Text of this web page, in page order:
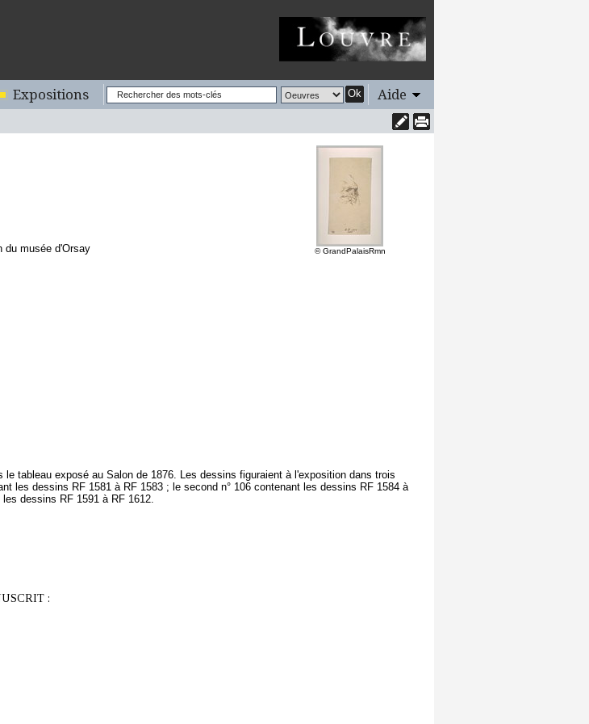
Expositions Ok Aide
© GrandPalaisRmn
du musée d'Orsay
tableau exposé au Salon de 1876. Les dessins figuraient à l'exposition dans trois
les dessins RF 1581 à RF 1583 ; le second n° 106 contenant les dessins RF 1584 à
dessins RF 1591 à RF 1612.
: